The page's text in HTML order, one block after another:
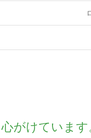
がけています